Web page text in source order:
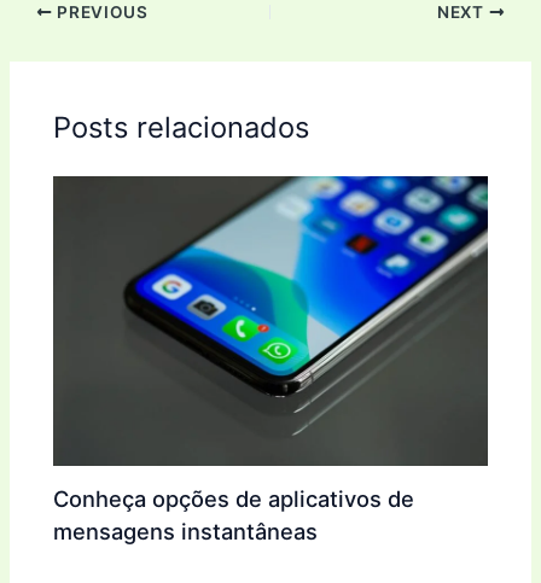
PREVIOUS NEXT
Posts relacionados
Conheça opções de aplicativos de
mensagens instantâneas